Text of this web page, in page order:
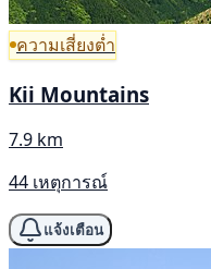
ความเสี่ยงต่ำ
Kii Mountains
7.9 km
44 เหตุการณ์
แจ้งเตือน